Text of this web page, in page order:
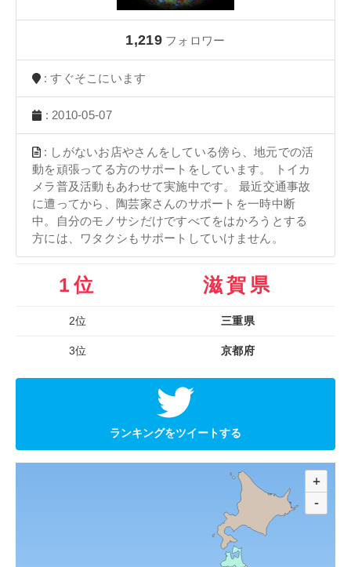
1,219 フォロワー
: すぐそこにいます
: 2010-05-07
: しがないお店やさんをしている傍ら、地元での活
動を頑張ってる方のサポートをしています。 トイカ
メラ普及活動もあわせて実施中です。 最近交通事故
に遭ってから、陶芸家さんのサポートを一時中断
中。自分のモノサシだけですべてをはかろうとする
方には、ワタクシもサポートしていけません。
1位 滋賀県
2位 三重県
3位 京都府
ランキングをツイートする
+
-